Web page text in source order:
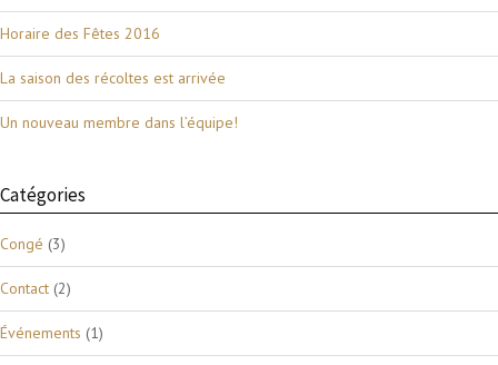
Horaire des Fêtes 2016
La saison des récoltes est arrivée
Un nouveau membre dans l’équipe!
Catégories
Congé (3)
Contact (2)
Événements (1)